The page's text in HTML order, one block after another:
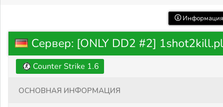
Сервер: [ONLY DD2 #2] 1shot2kill.pl
Counter Strike 1.6
Основная информация